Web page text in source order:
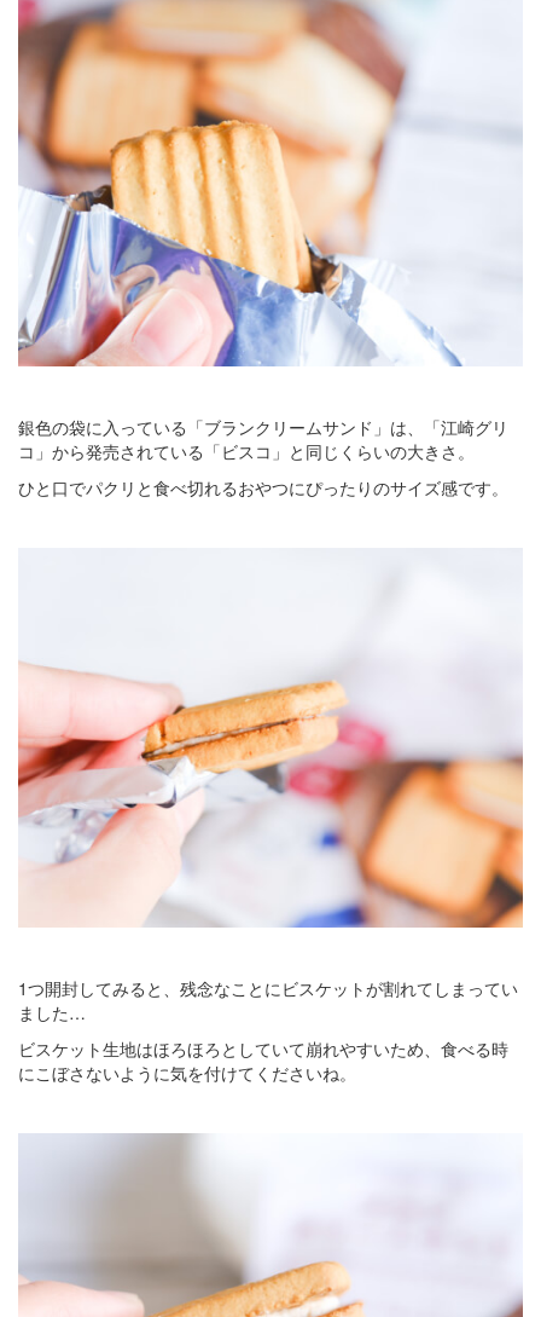
銀色の袋に入っている「ブランクリームサンド」は、「江崎グリ
コ」から発売されている「ビスコ」と同じくらいの大きさ。
ひと口でパクリと食べ切れるおやつにぴったりのサイズ感です。
1つ開封してみると、残念なことにビスケットが割れてしまってい
ました…
ビスケット生地はほろほろとしていて崩れやすいため、食べる時
にこぼさないように気を付けてくださいね。